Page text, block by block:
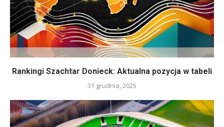
Rankingi Szachtar Donieck: Aktualna pozycja w tabeli
31 grudnia, 2025